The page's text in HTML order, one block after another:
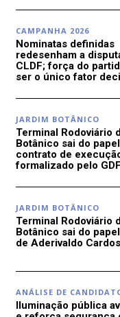
CAMPANHA 2026
Nominatas definidas
redesenham a
CLDF; força do
ser o único fator
JARDIM BOTÂNICO
Terminal Rodoviário
Botânico sai do
contrato de
formalizado pelo GDF
JARDIM BOTÂNICO
Terminal Rodoviário
Botânico sai do
de Aderivaldo
ANÁLISE DE
Iluminação pública